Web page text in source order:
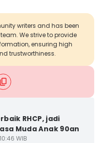
writers and has been
We strive to provide
ensuring high
trustworthiness.
RHCP, jadi
Muda Anak 90an
WIB